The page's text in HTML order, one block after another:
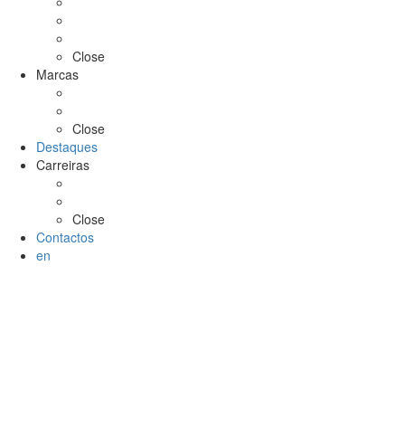
Close
Marcas
Close
Destaques
Carreiras
Close
Contactos
en